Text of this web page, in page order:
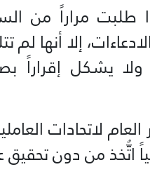
طلبت مراراً من
إلا أنها لم
ولا يشكل إقراراً
لاتحادات
اتُّخذ من دون